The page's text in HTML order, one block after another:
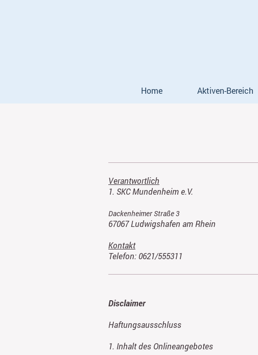
Home Aktiven-Bereich
Verantwortlich
1. SKC Mundenheim e.V.
Dackenheimer Straße 3
67067 Ludwigshafen am Rhein
Kontakt
Telefon: 0621/555311
Disclaimer
Haftungsausschluss
1. Inhalt des Onlineangebotes